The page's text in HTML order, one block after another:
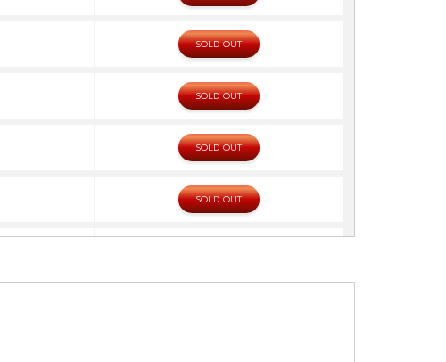
SOLD OUT
SOLD OUT
SOLD OUT
SOLD OUT